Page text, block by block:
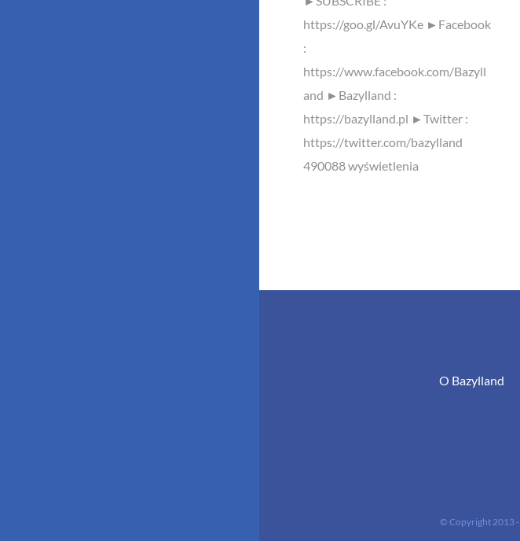
https://goo.gl/AvuYKe ►Facebook
:
https://www.facebook.com/Bazyll
and ►Bazylland :
https://bazylland.pl ►Twitter :
https://twitter.com/bazylland
490088 wyświetlenia
O Bazylland
© Copyright 2013 -